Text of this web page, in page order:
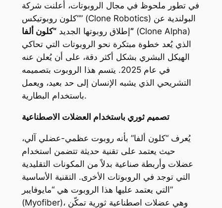
في تطور ملحوظ في مجال الروبوتات، أعلنت شركة
“كلون روبوتيكس” (Clone Robotics) البولندية عن
إطلاق روبوتها الجديد “كلون ألفا”(Clone Alpha)
الذي يُعد خطوة مبتكرة نحو الروبوتات التي تحاكي
الهيكل البشري بشكل أكثر دقة، على أن يُعلن عنه
في عام 2025. يتسم هذا الروبوت بتصميمه
التشريحي الذي يشبه الإنسان إلى حد بعيد، ويعمل
باستخدام البطارية.
تصميم ثوري باستخدام العضلات الاصطناعية
يُعرف “كلون ألفا” بأنه روبوت عظمي-عضلي آلي،
حيث يعتمد على تقنية حديثة تتضمن استخدام
عضلات وأربطة صناعية بدلاً من المكونات التقليدية
التي توجد في الروبوتات الأخرى. التقنية الأساسية
التي يعتمد عليها هذا الروبوت هي “مايوفايبر”
(Myofiber)، وهي عضلات اصطناعية ثورية تمكّن